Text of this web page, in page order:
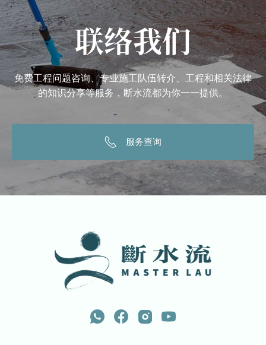
联络我们
免费工程问题咨询、专业施工队伍转介、工程和相关法律
的知识分享等服务，断水流都为你一一提供。
服务查询